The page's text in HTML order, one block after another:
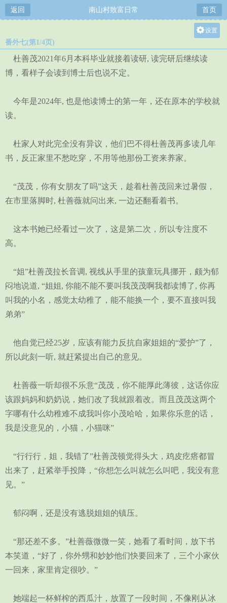
返回 南山村致富日常 首页
设置
大
番外七(第1/4页)
杜善茂2021年6月本科毕业就接着读研, 读完研后继续读
博，看样子会读到博士后也说不定。
今年是2024年, 也是他读博士的第一年，还在原本的学校就
读。
杜家人对此完全没有异议，他们巴不得杜善茂再多读几年
书，反正家里不愁吃穿，不用等他那份工资来养家。
“茂茂，你有女朋友了吗”这天，趁着杜善茂回来过暑假，
在市里落脚时, 杜善薇就问出来, 一边还翻看着书。
这本书她已经看过一次了，这是第二次，所以专注度不
高。
“姐”杜善茂拉长音调, 视线从手里的孩童玩具挪开，颇为郁
闷地说道, “姐姐, 你能不能不要叫我茂茂啊我都读博了, 你再
叫我的小名，感觉太幼稚了，能不能换一个，要不直接叫我
弟弟”
他自觉已经25岁，应该有能力反抗自家姐姐的“爱护”了，
所以此刻一听, 就赶紧提出自己的意见。
杜善薇一听却很不乐意“茂茂，你不能厚此薄彼，这话你应
该跟妈妈和奶奶说，她们改了我就跟着改。而且茂茂这两个
字哪有什么幼稚难不成我叫你小茂哈哈，如果你乐意的话，
我是没意见的，小猫，小猫咪”
“行行行，姐，我错了”杜善茂顿觉得头大，鸡皮疙瘩都冒
出来了，赶紧举手投降，“你想怎么叫就怎么叫吧，我没有意
见。”
郁闷啊，还是没有逃脱姐姐的镇压。
“那还差不多。”杜善薇微微一笑，她看了看时间，放下书
本笑道，“好了，你外甥和妙妙他们快要回来了，三个小家伙
一回来，家里肯定很吵。”
她端起一杯鲜榨的西瓜汁，放置了一段时间，不像刚从冰